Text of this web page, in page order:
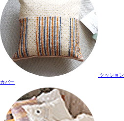
クッション
カバー